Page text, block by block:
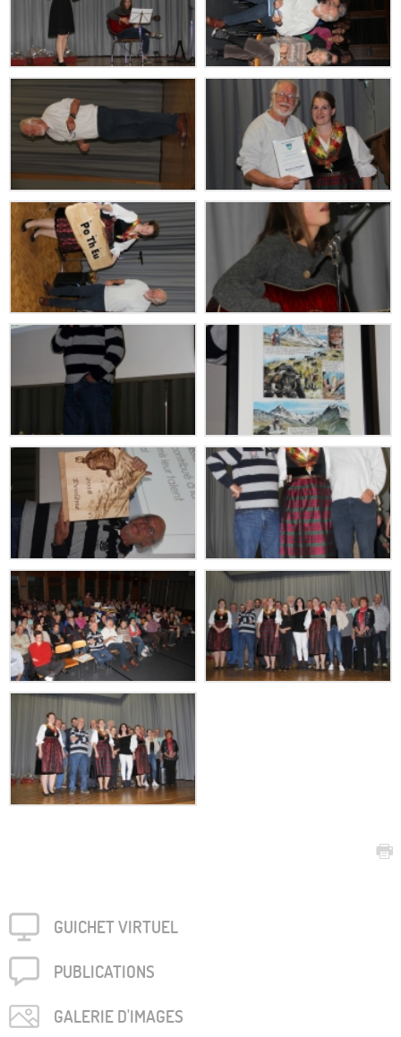
GUICHET VIRTUEL
PUBLICA­TIONS
GALERIE D'IMAGES